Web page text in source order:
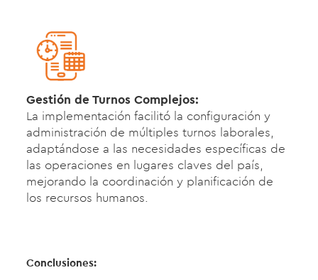
Gestión de Turnos Complejos:
La implementación facilitó la configuración y
administración de múltiples turnos laborales,
adaptándose a las necesidades específicas de
las operaciones en lugares claves del país,
mejorando la coordinación y planificación de
los recursos humanos.
Conclusiones: